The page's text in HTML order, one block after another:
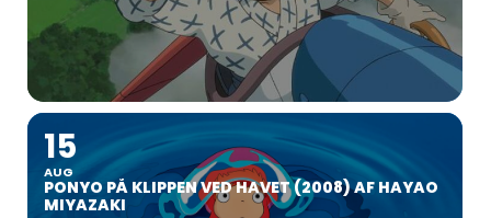
15
AUG
PONYO PÅ KLIPPEN VED HAVET (2008) AF HAYAO
MIYAZAKI